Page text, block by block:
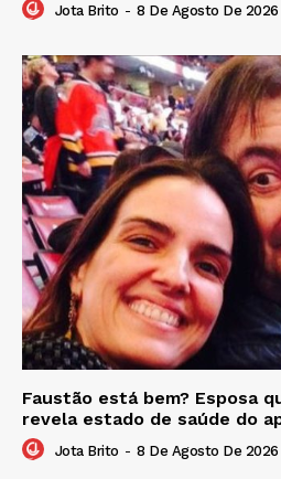
Jota Brito - 8 De Agosto De 2026
Faustão está bem? Esposa
revela estado de saúde do
Jota Brito - 8 De Agosto De 2026